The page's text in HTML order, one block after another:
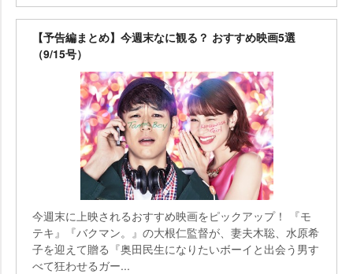
【予告編まとめ】今週末なに観る？ おすすめ映画5選
（9/15号）
今週末に上映されるおすすめ映画をピックアップ！ 『モ
テキ』『バクマン。』の大根仁監督が、妻夫木聡、水原希
子を迎えて贈る『奥田民生になりたいボーイと出会う男す
べて狂わせるガー...